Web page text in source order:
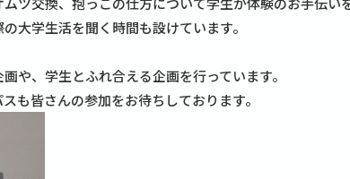
大学生活を聞く時間も設けています。
や、学生とふれ合える企画を行っています。
も皆さんの参加をお待ちしております。